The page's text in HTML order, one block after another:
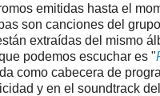
emitidas hasta el
son canciones del grupo
extraídas del mismo
podemos escuchar es "
como cabecera de
y en el soundtrack